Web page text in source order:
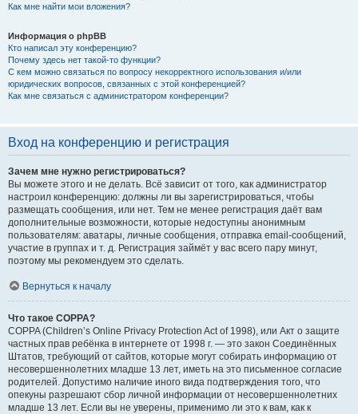
Как мне найти мои вложения?
Информация о phpBB
Кто написал эту конференцию?
Почему здесь нет такой-то функции?
С кем можно связаться по вопросу некорректного использования и/или
юридических вопросов, связанных с этой конференцией?
Как мне связаться с администратором конференции?
Вход на конференцию и регистрация
Зачем мне нужно регистрироваться?
Вы можете этого и не делать. Всё зависит от того, как администратор
настроил конференцию: должны ли вы зарегистрироваться, чтобы
размещать сообщения, или нет. Тем не менее регистрация даёт вам
дополнительные возможности, которые недоступны анонимным
пользователям: аватары, личные сообщения, отправка email-сообщений,
участие в группах и т. д. Регистрация займёт у вас всего пару минут,
поэтому мы рекомендуем это сделать.
Вернуться к началу
Что такое COPPA?
COPPA (Children’s Online Privacy Protection Act of 1998), или Акт о защите
частных прав ребёнка в интернете от 1998 г. — это закон Соединённых
Штатов, требующий от сайтов, которые могут собирать информацию от
несовершеннолетних младше 13 лет, иметь на это письменное согласие
родителей. Допустимо наличие иного вида подтверждения того, что
опекуны разрешают сбор личной информации от несовершеннолетних
младше 13 лет. Если вы не уверены, применимо ли это к вам, как к